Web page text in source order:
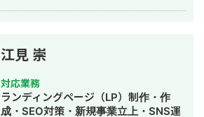
した。SEO対策においては、ゼロから
立ち上げた新規サイトをニッチ市場で
サービスキーワード検索1位に導き、月
間1.5万PV、月商500万円の売上を実現
した実績があります。 エンジニア知識
江見 崇
対応業務
ランディングページ（LP）制作・作
成・SEO対策・新規事業立上・SNS運